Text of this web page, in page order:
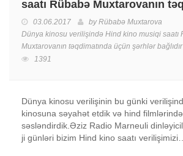
saatı Rübabə Muxtarovanın
03.06.2017 byRübabə Muxtarova
Dünya kinosu verilişində Hind kino musiqi saatı
Muxtarovanın təqdimatında üçün şərhlər bağlıdır
1391
Dünya kinosu verilişinin bu günki
kinosuna səyahət etdik və hind
səsləndirdik.Əziz Radio Marneuli
ji günləri bizim Hind kino saatı verilişimizi…